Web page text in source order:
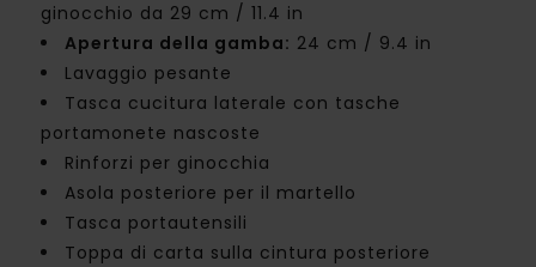
ginocchio da 29 cm / 11.4 in
Apertura della gamba: 24 cm / 9.4 in
Lavaggio pesante
Tasca cucitura laterale con tasche
portamonete nascoste
Rinforzi per ginocchia
Asola posteriore per il martello
Tasca portautensili
Toppa di carta sulla cintura posteriore